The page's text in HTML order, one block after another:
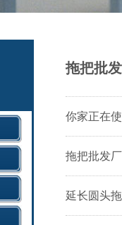
拖把批
你家正在
拖把批发
延长圆头